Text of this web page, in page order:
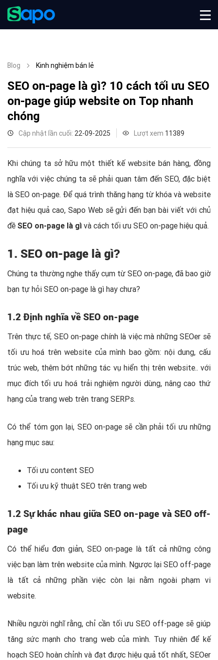
Blog Kinh nghiệm bán lẻ
SEO on-page là gì? 10 cách tối ưu SEO
on-page giúp website on Top nhanh
chóng
Cập nhật lần cuối: 22-09-2025 Lượt xem 11389
Khi chúng ta sở hữu một thiết kế website bán hàng, đồng
nghĩa với việc chúng ta sẽ phải quan tâm đến SEO, đặc biệt
là SEO on-page. Để quá trình thăng hạng từ khóa và website
đạt hiệu quả cao, Sapo Web sẽ gửi đến bạn bài viết với chủ
đề SEO on-page là gì và cách tối ưu SEO on-page hiệu quả.
1. SEO on-page là gì?
Chúng ta thường nghe thấy cụm từ SEO on-page, đã bao giờ
bạn tự hỏi SEO on-page là gì hay chưa?
1.2 Định nghĩa về SEO on-page
Trên thực tế, SEO on-page chính là việc mà những SEOer sẽ
tối ưu hoá trên website của mình bao gồm: nội dung, cấu
trúc web, thêm bớt những tác vụ hiển thị trên website.. với
mục đích tối ưu hoá trải nghiệm người dùng, nâng cao thứ
hạng của trang web trên trang SERPs.
Có thể tóm gọn lại, SEO on-page sẽ cần phải tối ưu những
hạng mục sau:
Tối ưu content SEO
Tối ưu kỹ thuật SEO trên trang web
1.2 Sự khác nhau giữa SEO on-page và SEO off-
page
Có thể hiểu đơn giản, SEO on-page là tất cả những công
việc bạn làm trên website của mình. Ngược lại SEO off-page
là tất cả những phần việc còn lại nằm ngoài phạm vi
website.
Nhiều người nghĩ rằng, chỉ cần tối ưu SEO off-page sẽ giúp
tăng sức mạnh cho trang web của mình. Tuy nhiên để kế
hoạch SEO hoàn chỉnh và đạt được hiệu quả tốt nhất, SEOer